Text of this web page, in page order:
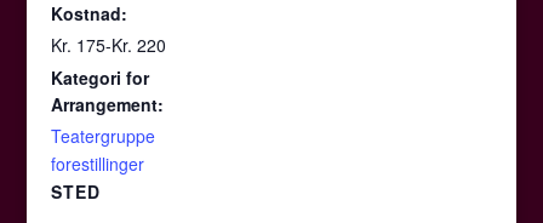
Kostnad:
Kr. 175-Kr. 220
Kategori for
Arrangement:
Teatergruppe
forestillinger
STED